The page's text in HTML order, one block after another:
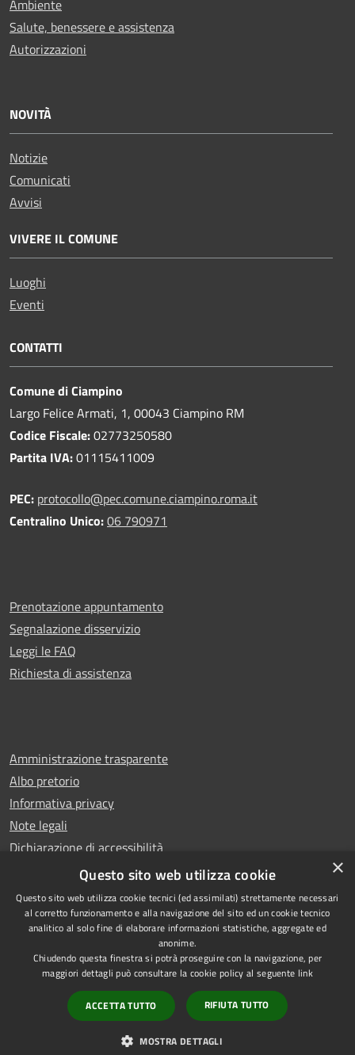
Ambiente
Salute, benessere e assistenza
Autorizzazioni
NOVITÀ
Notizie
Comunicati
Avvisi
VIVERE IL COMUNE
Luoghi
Eventi
CONTATTI
Comune di Ciampino
Largo Felice Armati, 1, 00043 Ciampino RM
Codice Fiscale:02773250580
Partita IVA:01115411009
PEC: protocollo@pec.comune.ciampino.roma.it
Centralino Unico:06 790971
Prenotazione appuntamento
Segnalazione disservizio
Leggi le FAQ
Richiesta di assistenza
Amministrazione trasparente
Albo pretorio
Informativa privacy
Note legali
Dichiarazione di accessibilità
Whistleblowing
Accessibilità
di Ciampino
Powered byMunicipium
• Accesso redazione
×
Questo sito web utilizza cookie
Questo sito web utilizza cookie tecnici (ed assimilati) strettamente necessari
al corretto funzionamento e alla navigazione del sito ed un cookie tecnico
analitico al solo fine di elaborare informazioni statistiche, aggregate ed
anonime.
Chiudendo questa finestra si potrà proseguire con la navigazione, per
maggiori dettagli può consultare la cookie policy al seguente link
ACCETTA TUTTO RIFIUTA TUTTO
MOSTRA DETTAGLI